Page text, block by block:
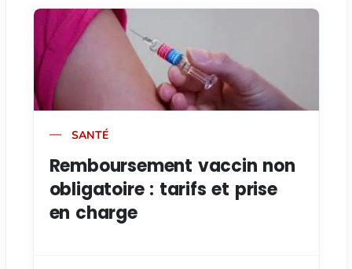
SANTÉ
Remboursement vaccin non
obligatoire : tarifs et prise
en charge